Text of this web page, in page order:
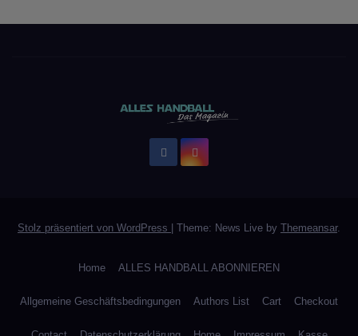
Stolz präsentiert von WordPress Theme: News Live by Themeansar.
Home ALLES HANDBALL ABONNIEREN
Allgemeine Geschäftsbedingungen Authors List Cart Checkout